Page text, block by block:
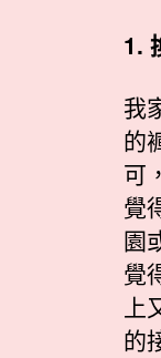
1.
我
的
可
覺
園
覺
的